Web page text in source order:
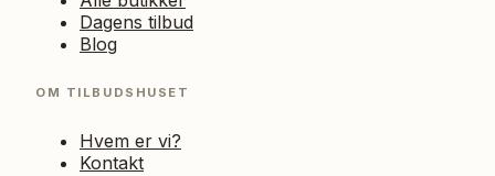
Dagens tilbud
Blog
OM TILBUDSHUSET
Hvem er vi?
Kontakt